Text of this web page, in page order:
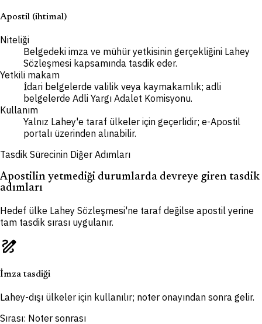
Apostil (ihtimal)
Niteliği
Belgedeki imza ve mühür yetkisinin gerçekliğini Lahey
Sözleşmesi kapsamında tasdik eder.
Yetkili makam
İdari belgelerde valilik veya kaymakamlık; adli
belgelerde Adli Yargı Adalet Komisyonu.
Kullanım
Yalnız Lahey'e taraf ülkeler için geçerlidir; e-Apostil
portalı üzerinden alınabilir.
Tasdik Sürecinin Diğer Adımları
Apostilin yetmediği durumlarda devreye giren tasdik
adımları
Hedef ülke Lahey Sözleşmesi'ne taraf değilse apostil yerine
tam tasdik sırası uygulanır.
draw
İmza tasdiği
Lahey-dışı ülkeler için kullanılır; noter onayından sonra gelir.
Sırası: Noter sonrası